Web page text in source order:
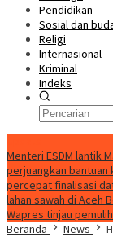
Pendidikan
Sosial dan
Religi
Internasional
Kriminal
Indeks
Menteri ESDM lantik
perjuangkan bantuan
percepat finalisasi
lahan sawah di Aceh
Wapres tinjau
Beranda
News